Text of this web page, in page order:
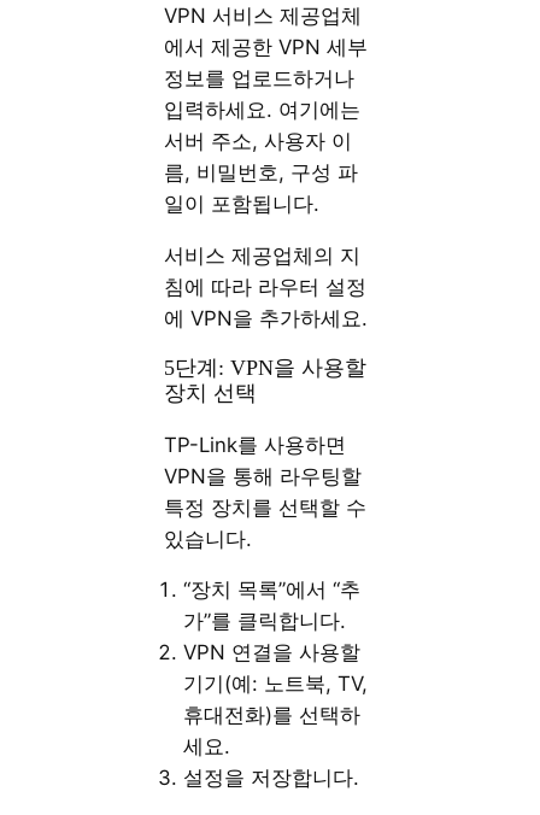
VPN 서비스 제공업체
에서 제공한 VPN 세부
정보를 업로드하거나
입력하세요. 여기에는
서버 주소, 사용자 이
름, 비밀번호, 구성 파
일이 포함됩니다.
서비스 제공업체의 지
침에 따라 라우터 설정
에 VPN을 추가하세요.
5단계: VPN을 사용할
장치 선택
TP-Link를 사용하면
VPN을 통해 라우팅할
특정 장치를 선택할 수
있습니다.
“장치 목록”에서 “추
가”를 클릭합니다.
VPN 연결을 사용할
기기(예: 노트북, TV,
휴대전화)를 선택하
세요.
설정을 저장합니다.